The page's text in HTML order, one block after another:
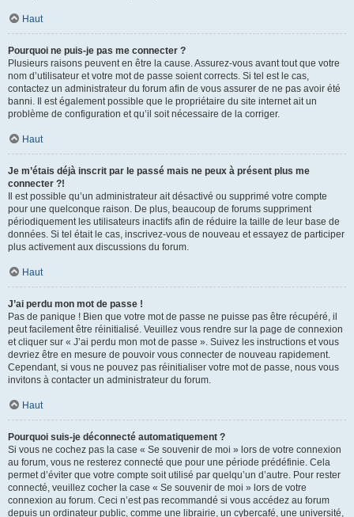
Haut
Pourquoi ne puis-je pas me connecter ?
Plusieurs raisons peuvent en être la cause. Assurez-vous avant tout que votre
nom d’utilisateur et votre mot de passe soient corrects. Si tel est le cas,
contactez un administrateur du forum afin de vous assurer de ne pas avoir été
banni. Il est également possible que le propriétaire du site internet ait un
problème de configuration et qu’il soit nécessaire de la corriger.
Haut
Je m’étais déjà inscrit par le passé mais ne peux à présent plus me
connecter ?!
Il est possible qu’un administrateur ait désactivé ou supprimé votre compte
pour une quelconque raison. De plus, beaucoup de forums suppriment
périodiquement les utilisateurs inactifs afin de réduire la taille de leur base de
données. Si tel était le cas, inscrivez-vous de nouveau et essayez de participer
plus activement aux discussions du forum.
Haut
J’ai perdu mon mot de passe !
Pas de panique ! Bien que votre mot de passe ne puisse pas être récupéré, il
peut facilement être réinitialisé. Veuillez vous rendre sur la page de connexion
et cliquer sur « J’ai perdu mon mot de passe ». Suivez les instructions et vous
devriez être en mesure de pouvoir vous connecter de nouveau rapidement.
Cependant, si vous ne pouvez pas réinitialiser votre mot de passe, nous vous
invitons à contacter un administrateur du forum.
Haut
Pourquoi suis-je déconnecté automatiquement ?
Si vous ne cochez pas la case « Se souvenir de moi » lors de votre connexion
au forum, vous ne resterez connecté que pour une période prédéfinie. Cela
permet d’éviter que votre compte soit utilisé par quelqu’un d’autre. Pour rester
connecté, veuillez cocher la case « Se souvenir de moi » lors de votre
connexion au forum. Ceci n’est pas recommandé si vous accédez au forum
depuis un ordinateur public, comme une librairie, un cybercafé, une université,